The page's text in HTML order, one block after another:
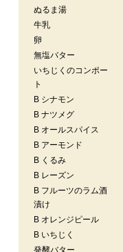
ぬるま湯
牛乳
卵
無塩バター
いちじくのコンポー
ト
B シナモン
B ナツメグ
B オールスパイス
B アーモンド
B くるみ
B レーズン
B フルーツのラム酒
漬け
B オレンジピール
B いちじく
発酵バター